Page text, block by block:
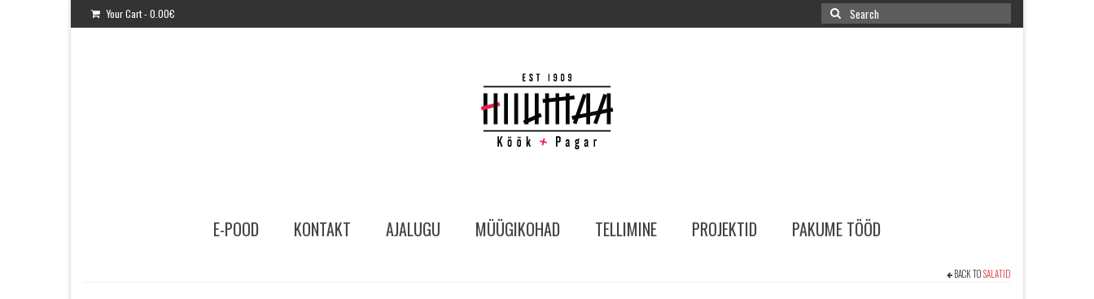
Your Cart-0.00€
Search
for:
E-POOD KONTAKT AJALUGU MÜÜGIKOHAD TELLIMINE PROJEKTID PAKUME TÖÖD
BACK TOSALATID